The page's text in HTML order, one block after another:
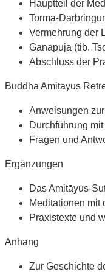
Hauptteil der
Torma-
Vermehrung der
Ganapūja (tib.
Abschluss der
Buddha Amitāyus
Anweisungen
Durchführung
Fragen und
Ergänzungen
Das Amitāyus-
Meditationen mit
Praxistexte und
Anhang
Zur Geschichte